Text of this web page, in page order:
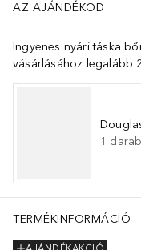
AZ AJÁNDÉKOD
Ingyenes nyári táska
vásárlásához legalább
1 darab
TERMÉKINFORMÁCIÓ